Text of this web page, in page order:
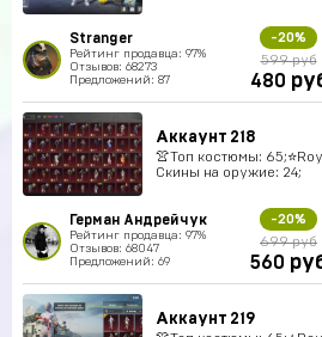
Stranger
Рейтинг продавца: 97%
Отзывов: 68273
Предложений: 87
-20%
599 руб
480
Аккаунт 218
👚Топ костюмы:
Скины на оружие: 24;
Герман Андрейчук
Рейтинг продавца: 97%
Отзывов: 68047
Предложений: 69
-20%
699 руб
560
Аккаунт 219